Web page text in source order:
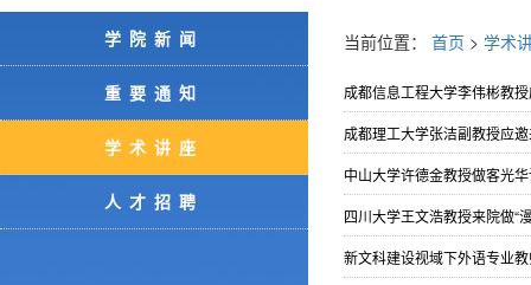
学院新闻
重要通知
学术讲座
人才招聘
当前位置： 首页 > 学术
成都信息工程大学李伟彬教
成都理工大学张洁副教授应
中山大学许德金教授做客光
四川大学王文浩教授来院做“
新文科建设视域下外语专业